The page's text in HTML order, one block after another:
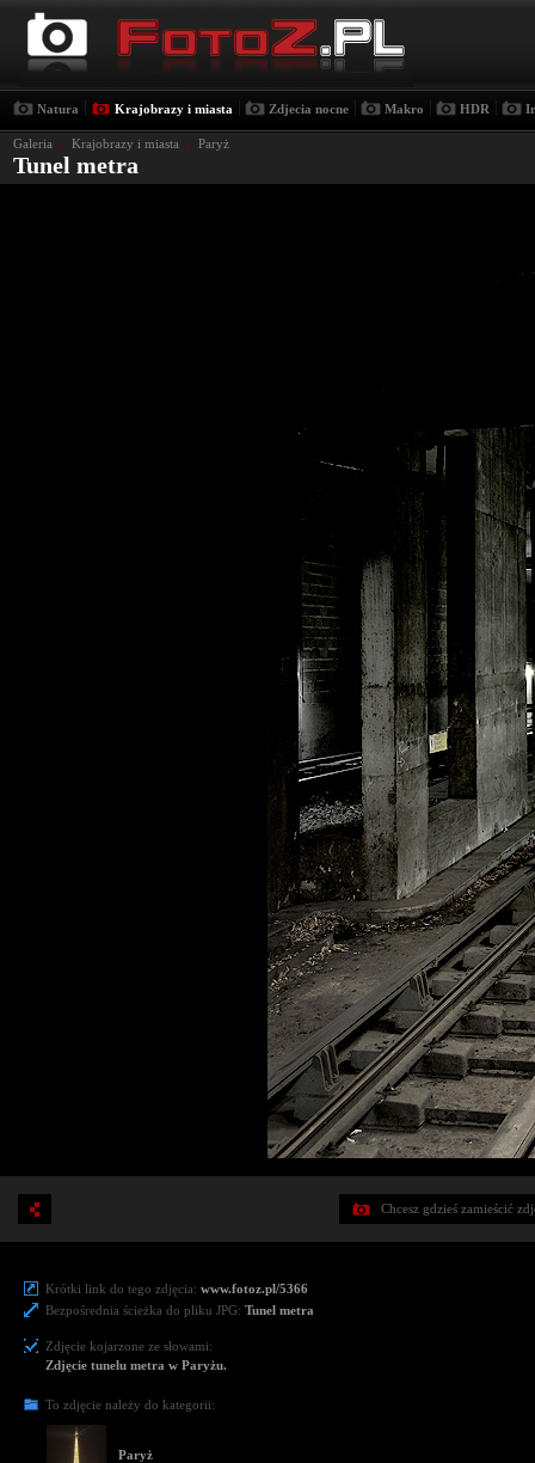
Natura Krajobrazy i miasta Zdjecia nocne Makro HDR
Galeria › Krajobrazy i miasta › Paryż
Tunel metra
Chcesz gdzieś zamieścić
Krótki link do tego zdjęcia: www.fotoz.pl/5366
Bezpośrednia ścieżka do pliku JPG: Tunel metra
Zdjęcie kojarzone ze słowami:
Zdjęcie tunelu metra w Paryżu.
To zdjęcie należy do kategorii:
Paryż